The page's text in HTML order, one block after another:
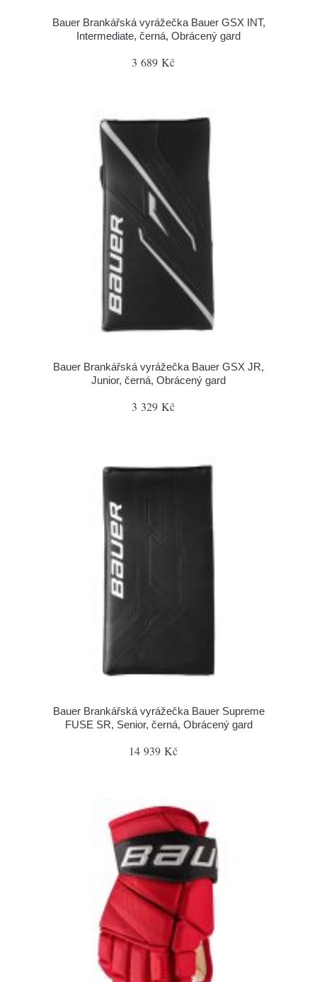
Bauer Brankářská vyrážečka Bauer GSX INT,
Intermediate, černá, Obrácený gard
3 689 Kč
Bauer Brankářská vyrážečka Bauer GSX JR,
Junior, černá, Obrácený gard
3 329 Kč
Bauer Brankářská vyrážečka Bauer Supreme
FUSE SR, Senior, černá, Obrácený gard
14 939 Kč